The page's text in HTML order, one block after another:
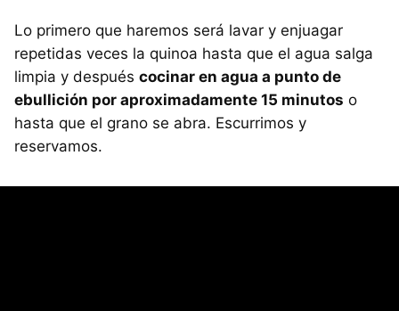
Lo primero que haremos será lavar y enjuagar
repetidas veces la quinoa hasta que el agua salga
limpia y después cocinar en agua a punto de
ebullición por aproximadamente 15 minutos o
hasta que el grano se abra. Escurrimos y
reservamos.